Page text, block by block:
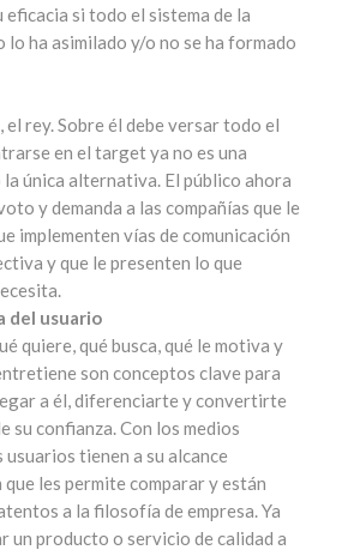
eficacia si todo el sistema de la
lo ha asimilado y/o no se ha formado
el rey. Sobre él debe versar todo el
en el target ya no es una
la única alternativa. El público ahora
y demanda a las compañías que le
implementen vías de comunicación
y que le presenten lo que
del usuario
quiere, qué busca, qué le motiva y
son conceptos clave para
a él, diferenciarte y convertirte
su confianza. Con los medios
tienen a su alcance
les permite comparar y están
a la filosofía de empresa. Ya
un producto o servicio de calidad a